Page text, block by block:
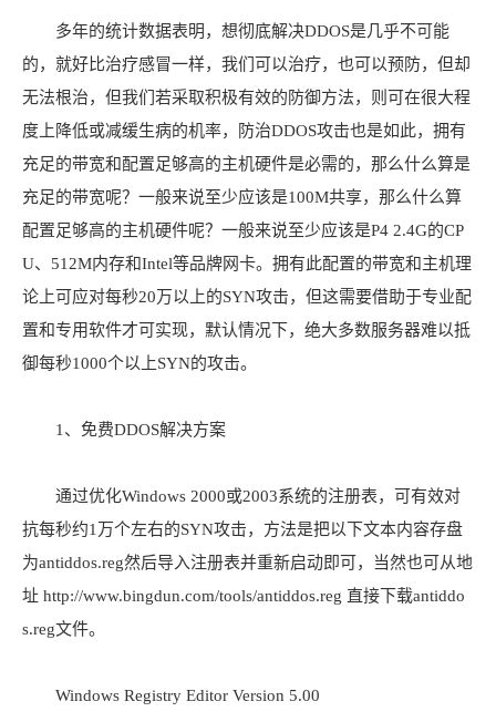
多年的统计数据表明，想彻底解决DDOS是几乎不可能
的，就好比治疗感冒一样，我们可以治疗，也可以预防，但却
无法根治，但我们若采取积极有效的防御方法，则可在很大程
度上降低或减缓生病的机率，防治DDOS攻击也是如此，拥有
充足的带宽和配置足够高的主机硬件是必需的，那么什么算是
充足的带宽呢？一般来说至少应该是100M共享，那么什么算
配置足够高的主机硬件呢？一般来说至少应该是P4 2.4G的CP
U、512M内存和Intel等品牌网卡。拥有此配置的带宽和主机理
论上可应对每秒20万以上的SYN攻击，但这需要借助于专业配
置和专用软件才可实现，默认情况下，绝大多数服务器难以抵
御每秒1000个以上SYN的攻击。
1、免费DDOS解决方案
通过优化Windows 2000或2003系统的注册表，可有效对
抗每秒约1万个左右的SYN攻击，方法是把以下文本内容存盘
为antiddos.reg然后导入注册表并重新启动即可，当然也可从地
址 http://www.bingdun.com/tools/antiddos.reg 直接下载antiddo
s.reg文件。
Windows Registry Editor Version 5.00